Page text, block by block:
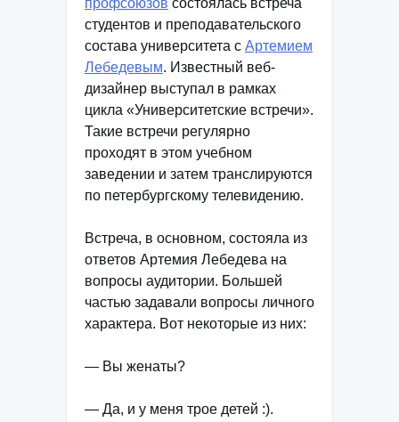
профсоюзов состоялась встреча
студентов и преподавательского
состава университета с Артемием
Лебедевым. Известный веб-
дизайнер выступал в рамках
цикла «Университетские встречи».
Такие встречи регулярно
проходят в этом учебном
заведении и затем транслируются
по петербургскому телевидению.
Встреча, в основном, состояла из
ответов Артемия Лебедева на
вопросы аудитории. Большей
частью задавали вопросы личного
характера. Вот некоторые из них:
— Вы женаты?
— Да, и у меня трое детей :).